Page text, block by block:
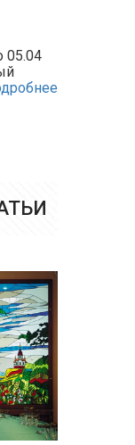
05.04